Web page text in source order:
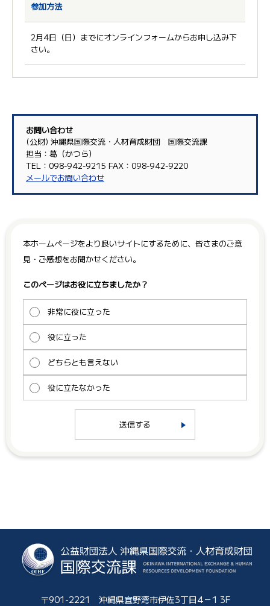
参加方法
2月4日（日）までにオンラインフォームからお申し込み下
さい。
お問い合わせ
(公財) 沖縄県国際交流・人材育成財団 国際交流課
担当：葛（かつら）
TEL：098-942-9215 FAX：098-942-9220
メールでお問い合わせ
本ホームページをより良いサイトにするために、皆さまのご意
見・ご感想をお聞かせください。
このページはお役に立ちましたか？
非常に役に立った
役に立った
どちらとも言えない
役に立たなかった
送信する
〒901-2221 沖縄県宜野湾市伊佐3丁目4－1 3F